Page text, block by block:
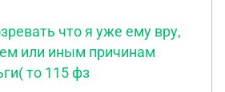
что я уже ему вру,
или иным причинам
то 115 фз